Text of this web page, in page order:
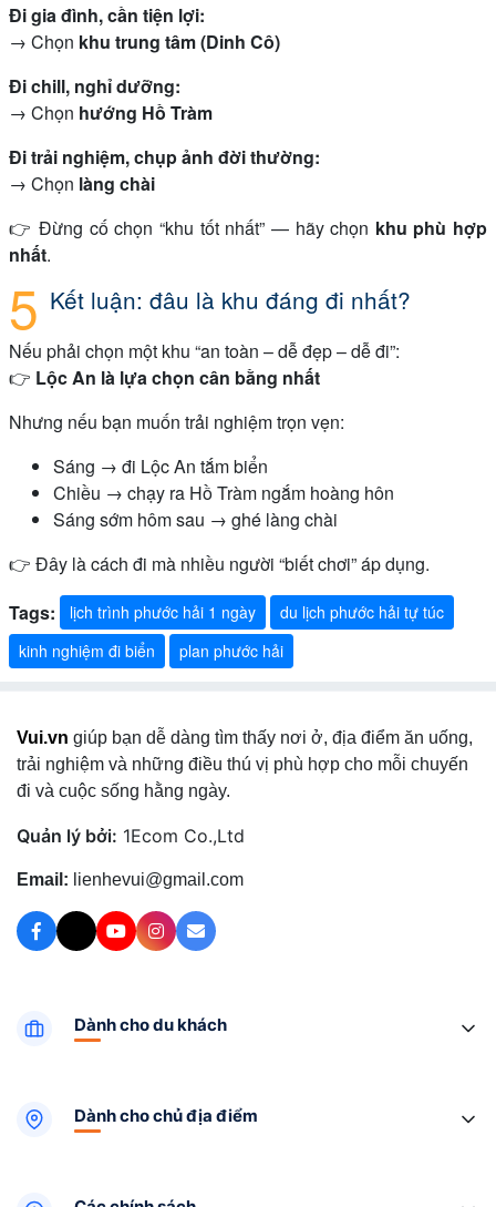
Đi gia đình, cần tiện lợi:
→ Chọn khu trung tâm (Dinh Cô)
Đi chill, nghỉ dưỡng:
→ Chọn hướng Hồ Tràm
Đi trải nghiệm, chụp ảnh đời thường:
→ Chọn làng chài
👉 Đừng cố chọn “khu tốt nhất” — hãy chọn khu phù hợp
nhất.
Kết luận: đâu là khu đáng đi nhất?
Nếu phải chọn một khu “an toàn – dễ đẹp – dễ đi”:
👉 Lộc An là lựa chọn cân bằng nhất
Nhưng nếu bạn muốn trải nghiệm trọn vẹn:
Sáng → đi Lộc An tắm biển
Chiều → chạy ra Hồ Tràm ngắm hoàng hôn
Sáng sớm hôm sau → ghé làng chài
👉 Đây là cách đi mà nhiều người “biết chơi” áp dụng.
Tags:
lịch trình phước hải 1 ngày
du lịch phước hải tự túc
kinh nghiệm đi biển
plan phước hải
Vui.vn giúp bạn dễ dàng tìm thấy nơi ở, địa điểm ăn uống,
trải nghiệm và những điều thú vị phù hợp cho mỗi chuyến
đi và cuộc sống hằng ngày.
Quản lý bởi: 1Ecom Co.,Ltd
Email: lienhevui@gmail.com
Dành cho du khách
Dành cho chủ địa điểm